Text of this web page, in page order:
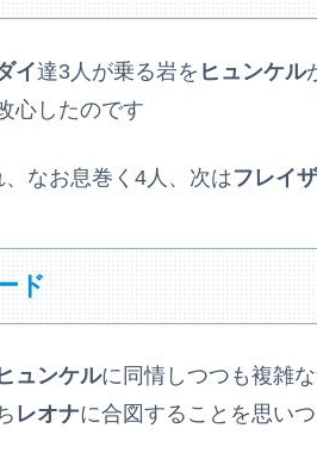
イ達3人が乗る岩を ヒュンケル
心したのです
なお息巻く4人、次はフレイ
ド
ュンケルに同情しつつも複雑な
レオナに合図することを思い